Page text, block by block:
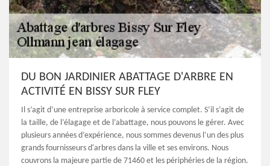
DU BON JARDINIER ABATTAGE D'ARBRE EN
ACTIVITÉ EN BISSY SUR FLEY
Il s’agit d’une entreprise arboricole à service complet. S’il s’agit de
la taille, de l’élagage et de l’abattage, nous pouvons le gérer. Avec
plusieurs années d’expérience, nous sommes devenus l’un des plus
grands fournisseurs d'arbres dans la ville et ses environs. Nous
couvrons la majeure partie de 71460 et les périphéries de la région.